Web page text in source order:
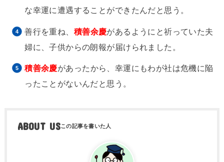
な幸運に遭遇することができたんだと思う。
善行を重ね、 積善余慶があるようにと祈っていた夫
婦に、子供からの朗報が届けられました。
積善余慶があったから、幸運にもわが社は危機に陥
ったことがないんだと思う。
ABOUT US